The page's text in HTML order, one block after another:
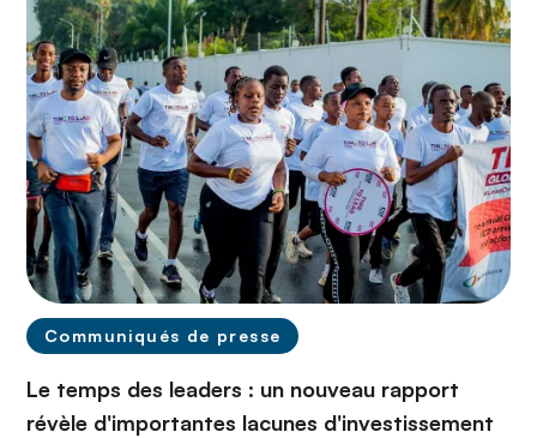
Communiqués de presse
Le temps des leaders : un nouveau rapport
révèle d'importantes lacunes d'investissement